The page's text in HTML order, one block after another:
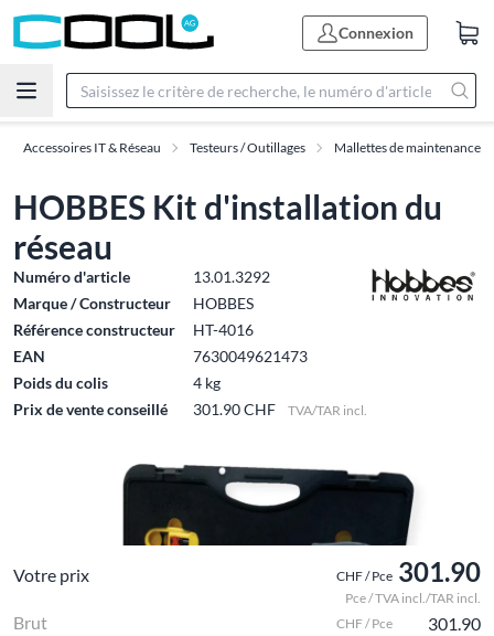
Connexion
Accessoires IT & Réseau Testeurs / Outillages Mallettes de maintenance
HOBBES Kit d'installation du
réseau
Numéro d'article
13.01.3292
Marque / Constructeur
HOBBES
Référence constructeur
HT-4016
EAN
7630049621473
Poids du colis
4 kg
Prix de vente conseillé
301.90 CHF TVA/TAR incl.
Votre prix CHF / Pce 301.90
Pce / TVA incl./TAR incl.
Brut CHF / Pce 301.90